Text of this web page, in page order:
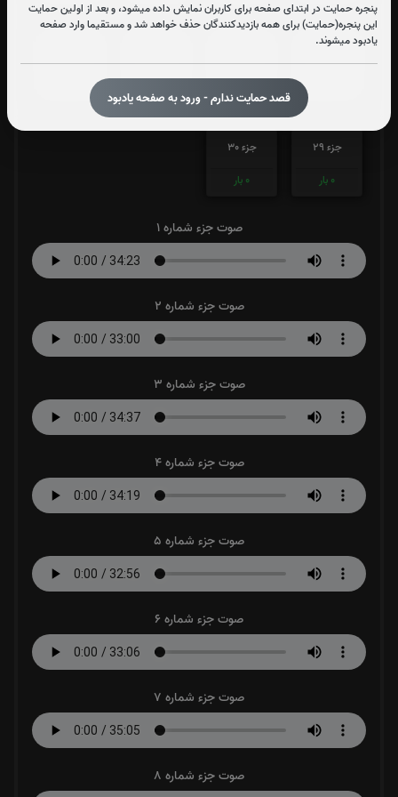
پنجره حمایت در ابتدای صفحه برای کاربران نمایش داده میشود، و بعد از اولین حمایت
این پنجره(حمایت) برای همه بازدیدکنندگان حذف خواهد شد و مستقیما وارد صفحه
یادبود میشوند.
قصد حمایت ندارم - ورود به صفحه یادبود
جزء 25
0بار
0بار
جزء 29
0 بار
جزء 30
0 بار
صوت جزء شماره 1
صوت جزء شماره 2
صوت جزء شماره 3
صوت جزء شماره 4
صوت جزء شماره 5
صوت جزء شماره 6
صوت جزء شماره 7
صوت جزء شماره 8